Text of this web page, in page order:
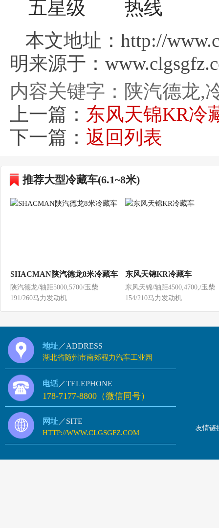
本文地址：http://
明来源于：
内容关键字：陕汽德龙,
上一篇： 东风天锦KR冷
下一篇： 返回列表
推荐大型冷藏车(6.1~8米)
SHACMAN陕汽德龙8米冷藏车
陕汽德龙/轴距5000,5700/玉柴
191/260马力发动机
东风天锦KR冷藏车
东风天锦/轴距4500,4700,/玉柴
154/210马力发动机
地址 ／ADDRESS
湖北省随州市南郊程力汽车工业园
电话 ／TELEPHONE
178-7177-8800（微信同号）
网址 ／SITE
HTTP://WWW.CLGSGFZ.COM
友情链